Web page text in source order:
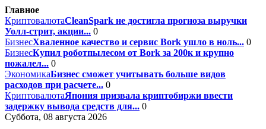
Главное
КриптовалютаCleanSpark не достигла прогноза выручки
Уолл-стрит, акции... 0
БизнесХваленное качество и сервис Bork ушло в ноль... 0
БизнесКупил роботпылесом от Bork за 200к и крупно
пожалел... 0
ЭкономикаБизнес сможет учитывать больше видов
расходов при расчете... 0
КриптовалютаЯпония призвала криптобиржи ввести
задержку вывода средств для... 0
Суббота, 08 августа 2026